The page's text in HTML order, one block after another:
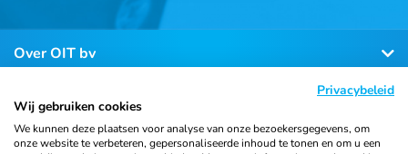
Over OIT bv
Klantenservice
Privacybeleid
Wij gebruiken cookies
We kunnen deze plaatsen voor analyse van onze bezoekersgegevens, om
onze website te verbeteren, gepersonaliseerde inhoud te tonen en om u een